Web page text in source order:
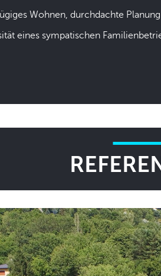
Wohnen, durchdachte
eines sympatischen